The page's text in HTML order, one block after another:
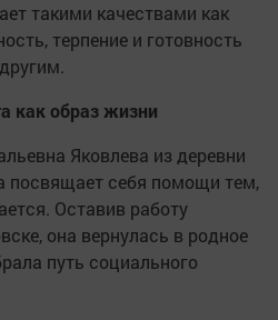
такими качествами как
терпение и готовность
как образ жизни
Яковлева из деревни
посвящает себя помощи тем,
Оставив работу
она вернулась в родное
путь социального